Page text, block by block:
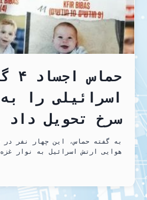
اسرائیلی را
سرخ تحویل داد
به گفته حماس، این چهار نفر در
هوایی ارتش اسرائیل به نوار